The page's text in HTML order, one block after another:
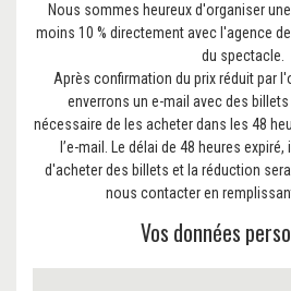
Nous sommes heureux d'organiser
moins 10 % directement avec l'agence
du spectacle.
Après confirmation du prix réduit par
enverrons un e-mail avec des
nécessaire de les acheter dans les 48
l’e-mail. Le délai de 48 heures
d'acheter des billets et la réduction
nous contacter en
Vos données